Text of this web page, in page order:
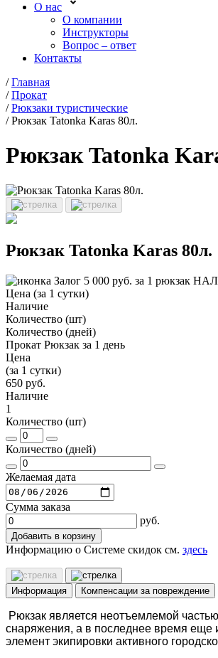
О нас
О компании
Инструкторы
Вопрос – ответ
Контакты
/Главная
/Прокат
/Рюкзаки туристические
/Рюкзак Tatonka Karas 80л.
Рюкзак Tatonka
Рюкзак Tatonka Karas 80л.
Залог 5 000 руб. за 1 рюкзак
Цена (за 1 сутки)
Наличие
Количество (шт)
Количество (дней)
Прокат Рюкзак за 1 день
Цена
(за 1 сутки)
650 руб.
Наличие
1
Количество (шт)
Количество (дней)
Желаемая дата
Сумма заказа
руб.
Добавить в корзину
Информацию о Системе скидок см. здесь
Информация Компенсации за повреждение
Рюкзак является неотъемлемой частью
снаряжения, а в последнее время еще
элемент экипировки активного